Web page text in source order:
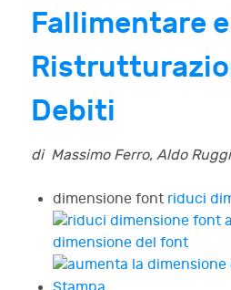
Fallimentare
Debiti
di Massimo Ferro, Aldo
dimensione font riduci
dimensione del font